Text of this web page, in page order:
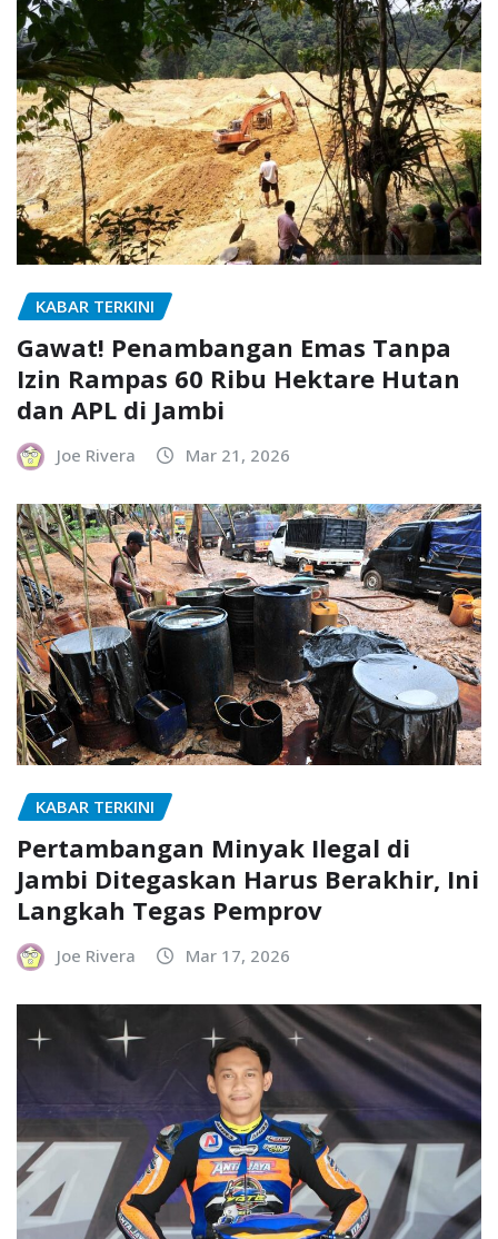
KABAR TERKINI
Gawat! Penambangan Emas Tanpa
Izin Rampas 60 Ribu Hektare Hutan
dan APL di Jambi
Joe Rivera Mar 21, 2026
KABAR TERKINI
Pertambangan Minyak Ilegal di
Jambi Ditegaskan Harus Berakhir, Ini
Langkah Tegas Pemprov
Joe Rivera Mar 17, 2026